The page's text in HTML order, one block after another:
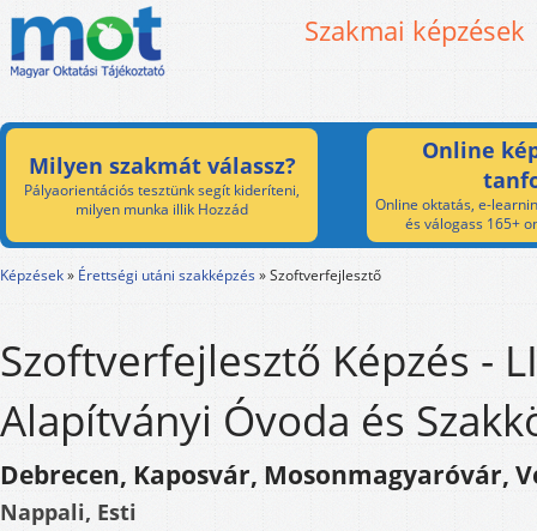
Szakmai képzések
Milyen szakmát válassz?
Pályaorientációs tesztünk segít kideríteni,
milyen munka illik Hozzád
Online
Online oktatás, e-
és válogass 165+
Képzések» Érettségi utáni szakképzés»Szoftverfejlesztő
Szoftverfejlesztő Képzés -
Alapítványi Óvoda és
Debrecen, Kaposvár, Mosonmagyaróvár,
Nappali, Esti